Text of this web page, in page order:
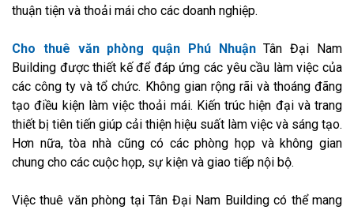
thuận tiện và thoải mái cho các doanh nghiệp.
Cho thuê văn phòng quận Phú NhuậnTân Đại Nam
Building được thiết kế để đáp ứng các yêu cầu làm việc của
các công ty và tổ chức. Không gian rộng rãi và thoáng đãng
tạo điều kiện làm việc thoải mái. Kiến trúc hiện đại và trang
thiết bị tiên tiến giúp cải thiện hiệu suất làm việc và sáng tạo.
Hơn nữa, tòa nhà cũng có các phòng họp và không gian
chung cho các cuộc họp, sự kiện và giao tiếp nội bộ.
Việc thuê văn phòng tại Tân Đại Nam Building có thể mang